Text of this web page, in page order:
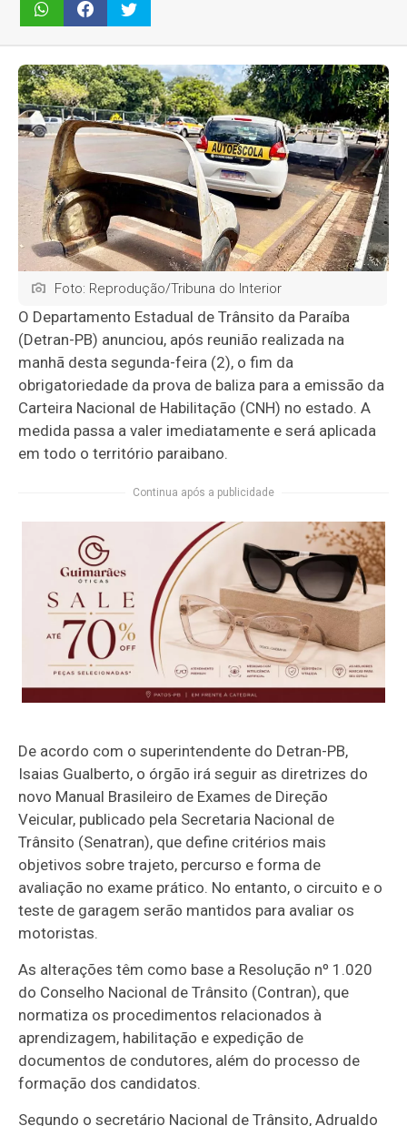
Foto: Reprodução/Tribuna do Interior
O Departamento Estadual de Trânsito da Paraíba
(Detran-PB) anunciou, após reunião realizada na
manhã desta segunda-feira (2), o fim da
obrigatoriedade da prova de baliza para a emissão da
Carteira Nacional de Habilitação (CNH) no estado. A
medida passa a valer imediatamente e será aplicada
em todo o território paraibano.
Continua após a publicidade
De acordo com o superintendente do Detran-PB,
Isaias Gualberto, o órgão irá seguir as diretrizes do
novo Manual Brasileiro de Exames de Direção
Veicular, publicado pela Secretaria Nacional de
Trânsito (Senatran), que define critérios mais
objetivos sobre trajeto, percurso e forma de
avaliação no exame prático. No entanto, o circuito e o
teste de garagem serão mantidos para avaliar os
motoristas.
As alterações têm como base a Resolução nº 1.020
do Conselho Nacional de Trânsito (Contran), que
normatiza os procedimentos relacionados à
aprendizagem, habilitação e expedição de
documentos de condutores, além do processo de
formação dos candidatos.
Segundo o secretário Nacional de Trânsito, Adrualdo